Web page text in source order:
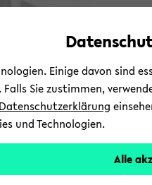
Einige davon
Sie zustimmen,
Datenschutzerklärung
und Technologien.
Alle